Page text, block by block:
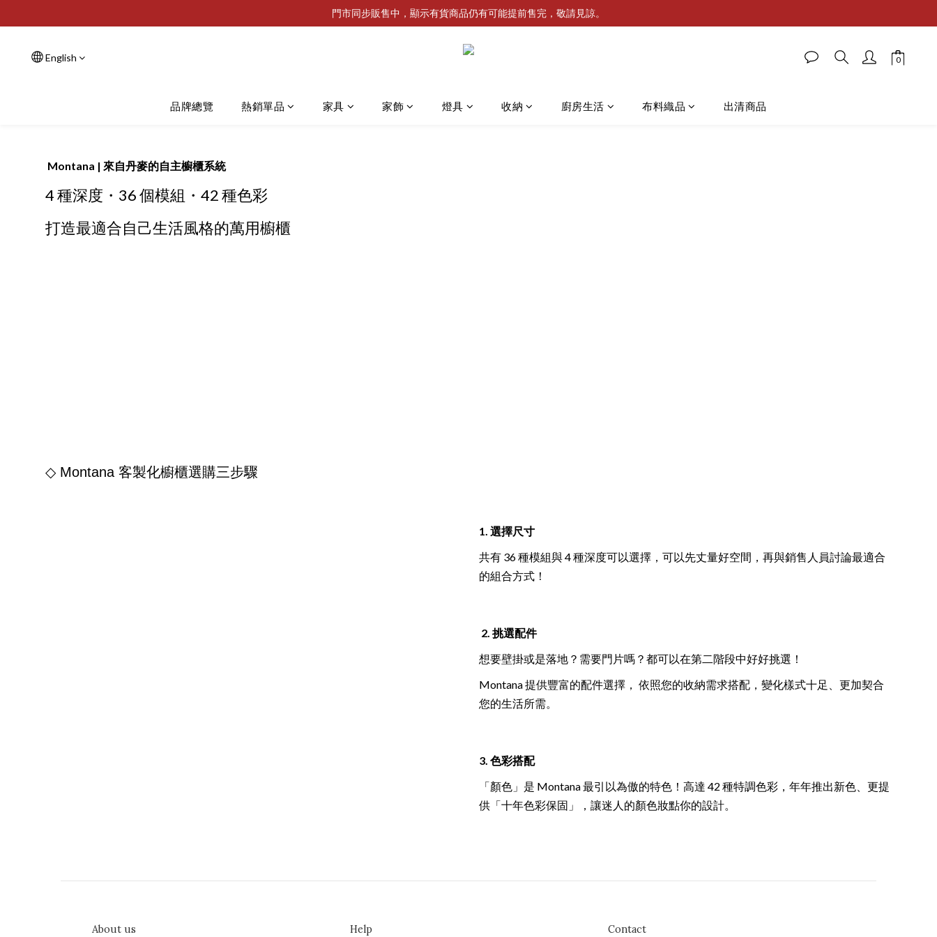
門市同步販售中，顯示有貨商品仍有可能提前售完，敬請見諒。
English
品牌總覽 熱銷單品 家具 家飾 燈具 收納 廚房生活 布料織品 出清商品
Montana | 來自丹麥的自主櫥櫃系統
4 種深度・36 個模組・42 種色彩
打造最適合自己生活風格的萬用櫥櫃
◇ Montana 客製化櫥櫃選購三步驟
1. 選擇尺寸
共有 36 種模組與 4 種深度可以選擇，可以先丈量好空間，再與銷售人員討論最適合
的組合方式！
2. 挑選配件
想要壁掛或是落地？需要門片嗎？都可以在第二階段中好好挑選！
Montana 提供豐富的配件選擇， 依照您的收納需求搭配，變化樣式十足、更加契合
您的生活所需。
3. 色彩搭配
「顏色」是 Montana 最引以為傲的特色！高達 42 種特調色彩，年年推出新色、更提
供「十年色彩保固」，讓迷人的顏色妝點你的設計。
About us Help Contact